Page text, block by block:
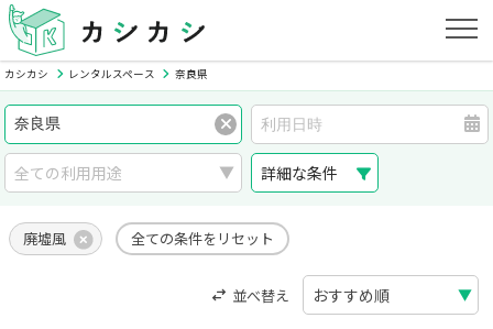
カシカシ レンタルスペース 奈良県
詳細な条件
廃墟風 全ての条件をリセット
並べ替え